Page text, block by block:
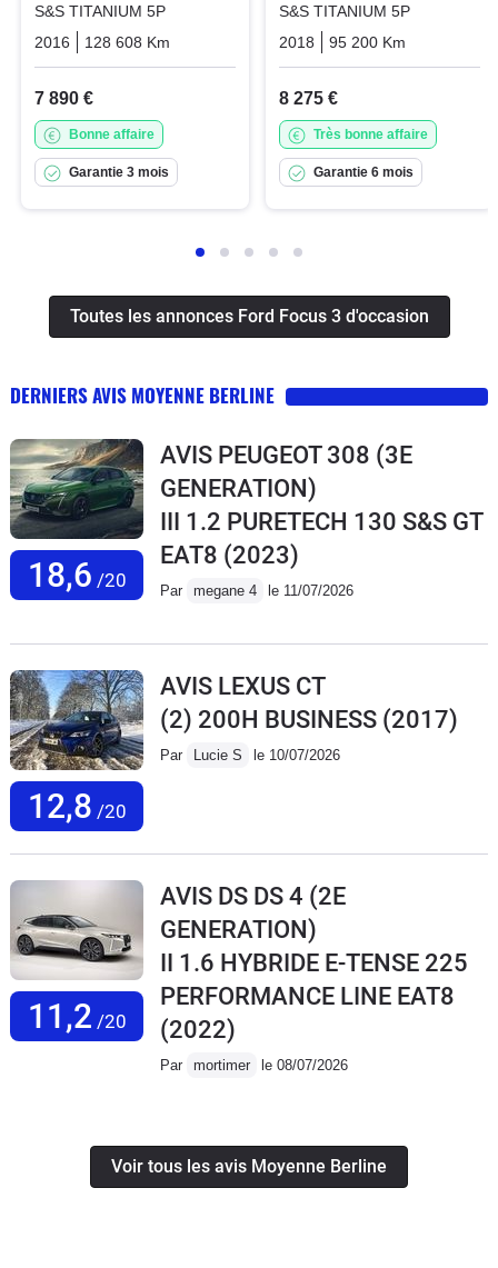
S&S TITANIUM 5P
2016
128 608 Km Essence
7 890 €
Bonne affaire
Garantie 3 mois
S&S TITANIUM 5P
2018
95 200 Km
8 275 €
Très bonne affaire
Garantie 6 mois
Toutes les annonces Ford Focus 3 d'occasion
DERNIERS AVIS MOYENNE BERLINE
18,6 /20
AVIS PEUGEOT 308 (3E
GENERATION)
III 1.2 PURETECH 130 S&S GT
EAT8 (2023)
Par megane 4 le 11/07/2026
12,8 /20
AVIS LEXUS CT
(2) 200H BUSINESS (2017)
Par Lucie S le 10/07/2026
11,2 /20
AVIS DS DS 4 (2E
GENERATION)
II 1.6 HYBRIDE E-TENSE 225
PERFORMANCE LINE EAT8
(2022)
Par mortimer le 08/07/2026
Voir tous les avis Moyenne Berline